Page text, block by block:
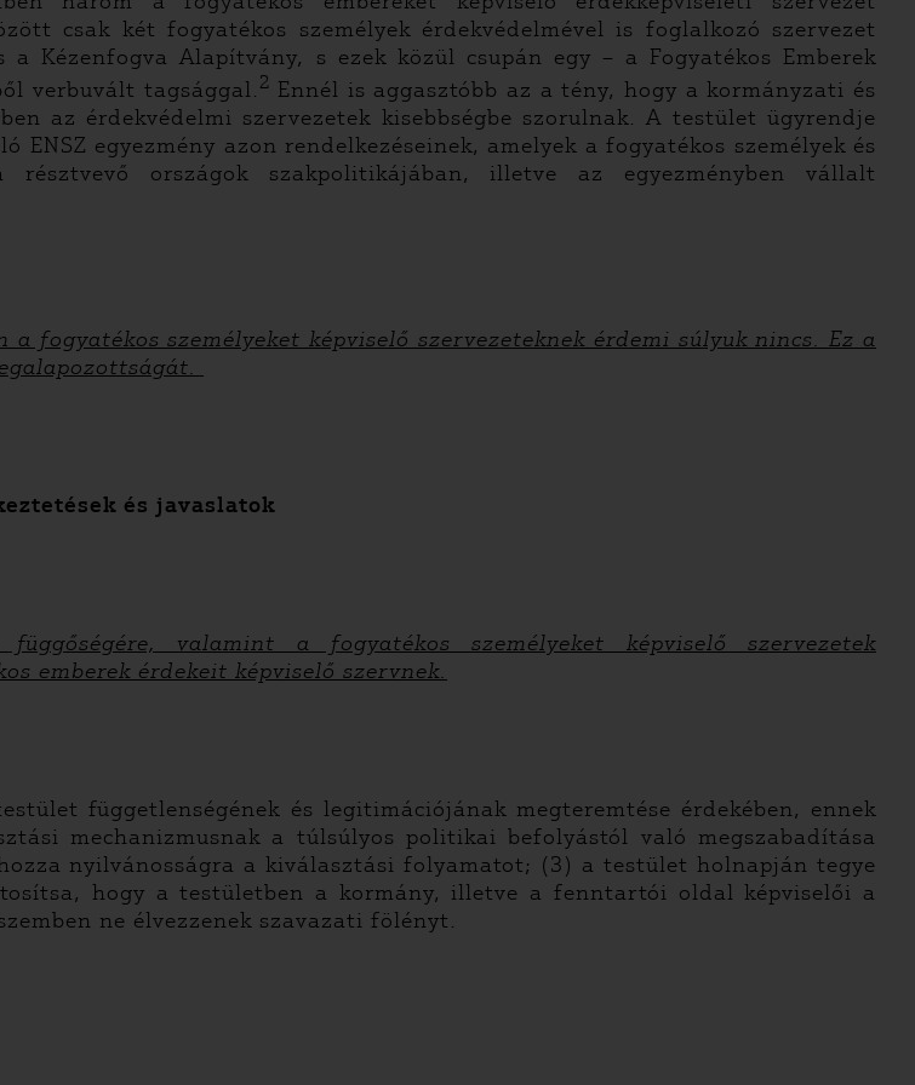
csak két fogyatékos személyek érdekvédelmével is foglalkozó szervezet
a Kézenfogva Alapítvány, s ezek közül csupán egy – a Fogyatékos Emberek
verbuvált tagsággal. 2 Ennél is aggasztóbb az a tény, hogy a kormányzati és
az érdekvédelmi szervezetek kisebbségbe szorulnak. A testület ügyrendje
egyezmény azon rendelkezéseinek, amelyek a fogyatékos személyek és
országok szakpolitikájában, illetve az egyezményben vállalt
fogyatékos személyeket képviselő szervezeteknek érdemi súlyuk nincs. Ez a
és javaslatok
valamint a fogyatékos személyeket képviselő szervezetek
emberek érdekeit képviselő szervnek.
függetlenségének és legitimációjának megteremtése érdekében, ennek
mechanizmusnak a túlsúlyos politikai befolyástól való megszabadítása
nyilvánosságra a kiválasztási folyamatot; (3) a testület holnapján tegye
hogy a testületben a kormány, illetve a fenntartói oldal képviselői a
ne élvezzenek szavazati fölényt.